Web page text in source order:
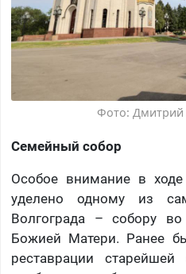
Фото: Дмитрий
Семейный собор
Особое внимание в
уделено одному из
Волгограда – собору
Божией Матери. Ранее
реставрации